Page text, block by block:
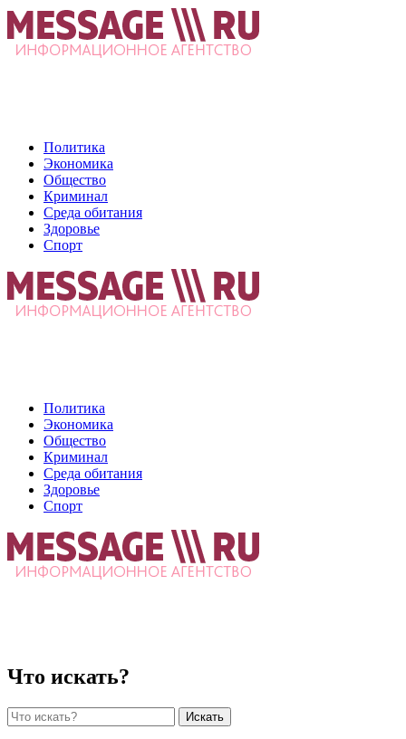
Политика
Экономика
Общество
Криминал
Среда обитания
Здоровье
Спорт
Политика
Экономика
Общество
Криминал
Среда обитания
Здоровье
Спорт
Что искать?
Искать